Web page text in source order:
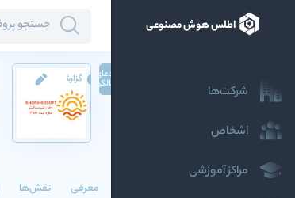
اطلس هوش مصنوعی
شرکت‌ها
اشخاص
مراکز آموزشی
ادعای
مالکیت گزارش
معرفی نقش‌ها